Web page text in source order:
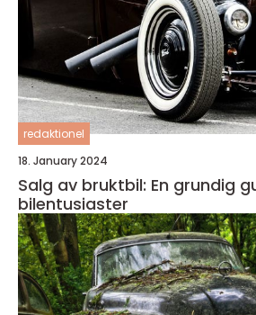
redaktionel
18. January 2024
Salg av bruktbil: En grundig
bilentusiaster